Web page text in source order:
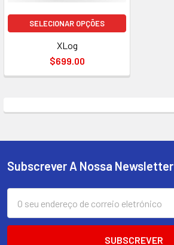
SELECIONAR OPÇÕES
XLog
$699.00
Rodapé
Subscrever A Nossa Newsletter
correio